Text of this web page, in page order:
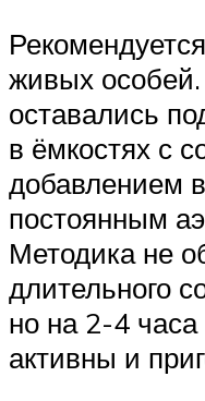
живых
оставались
в ёмкостях с
добавлением
постоянным
Методика не
длительного
но на 2-4
активны и